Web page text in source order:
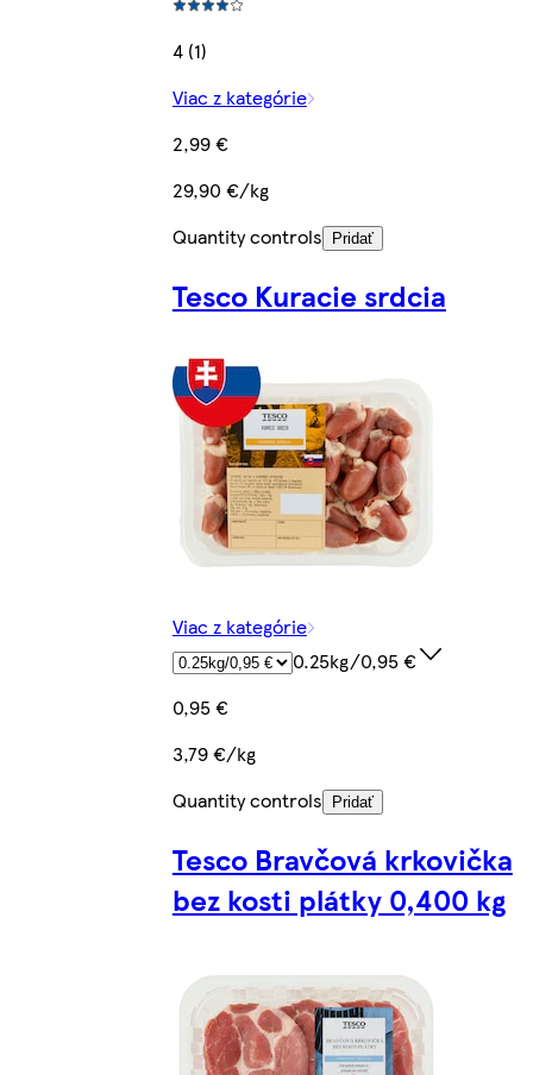
4 (1)
Viac z kategórie
2,99 €
29,90 €/kg
Quantity controls
Pridať
Tesco Kuracie srdcia
Viac z kategórie
0.25kg/0,95 €
0,95 €
3,79 €/kg
Quantity controls
Pridať
Tesco Bravčová krkovička
bez kosti plátky 0,400 kg